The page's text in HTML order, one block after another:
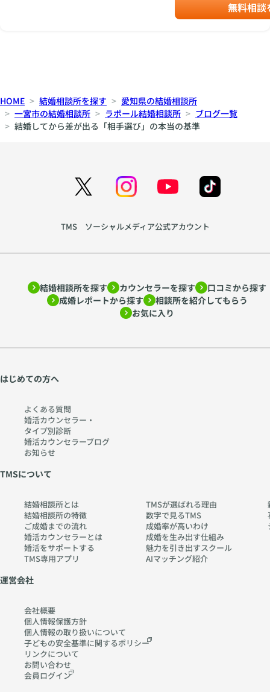
無料相談
HOME 結婚相談所を探す
愛知県の結婚相談所
一宮市の結婚相談所
ラポール結婚相談所
ブログ一覧
結婚してから差が出る「相手選び」の本当の基準
TMS ソーシャルメディア公式アカウント
結婚相談所を探す カウンセラーを探す
口コミから探す
成婚レポートから探す
相談所を紹介してもらう
お気に入り
はじめての方へ
よくある質問
婚活カウンセラー・
タイプ別診断
婚活カウンセラーブログ
お知らせ
TMSについて
結婚相談所とは
結婚相談所の特徴
ご成婚までの流れ
婚活カウンセラーとは
婚活をサポートする
TMS専用アプリ
TMSが選ばれる理由
数字で見るTMS
成婚率が高いわけ
成婚を生み出す仕組み
魅力を引き出すスクール
AIマッチング紹介
運営会社
会社概要
個人情報保護方針
個人情報の取り扱いについて
子どもの安全基準に関するポリシー
リンクについて
お問い合わせ
会員ログイン